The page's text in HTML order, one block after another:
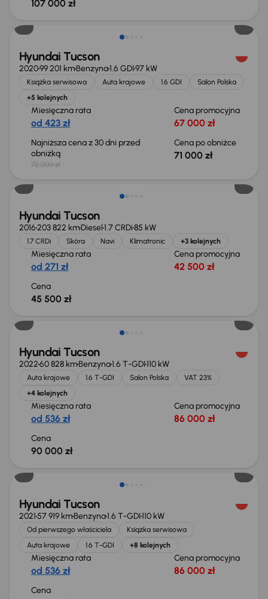
107 000 zł
Hyundai Tucson
202099 201 kmBenzyna1.6 GDI97 kW
Książka serwisowa Auta krajowe 1.6 GDI
Salon Polska
+5 kolejnych
Miesięczna rata
od 423 zł
Cena promocyjna
67 000 zł
Najniższa cena z 30 dni przed
obniżką
72 000 zł
Cena po obniżce
71 000 zł
Hyundai Tucson
2016203 822 kmDiesel1.7 CRDi85 kW
1.7 CRDi Skóra Navi Klimatronic +3 kolejnych
Miesięczna rata
od 271 zł
Cena promocyjna
42 500 zł
Cena
45 500 zł
Możliwość odliczenia VAT
Hyundai Tucson
202260 828 kmBenzyna1.6 T-GDI110 kW
Auta krajowe 1.6 T-GDI Salon Polska
VAT 23%
+4 kolejnych
Miesięczna rata
od 536 zł
Cena promocyjna
86 000 zł
Cena
90 000 zł
Hyundai Tucson
202157 919 kmBenzyna1.6 T-GDI110 kW
Od pierwszego właściciela
Książka serwisowa
Auta krajowe
1.6 T-GDI +8 kolejnych
Miesięczna rata
od 536 zł
Cena promocyjna
86 000 zł
Cena